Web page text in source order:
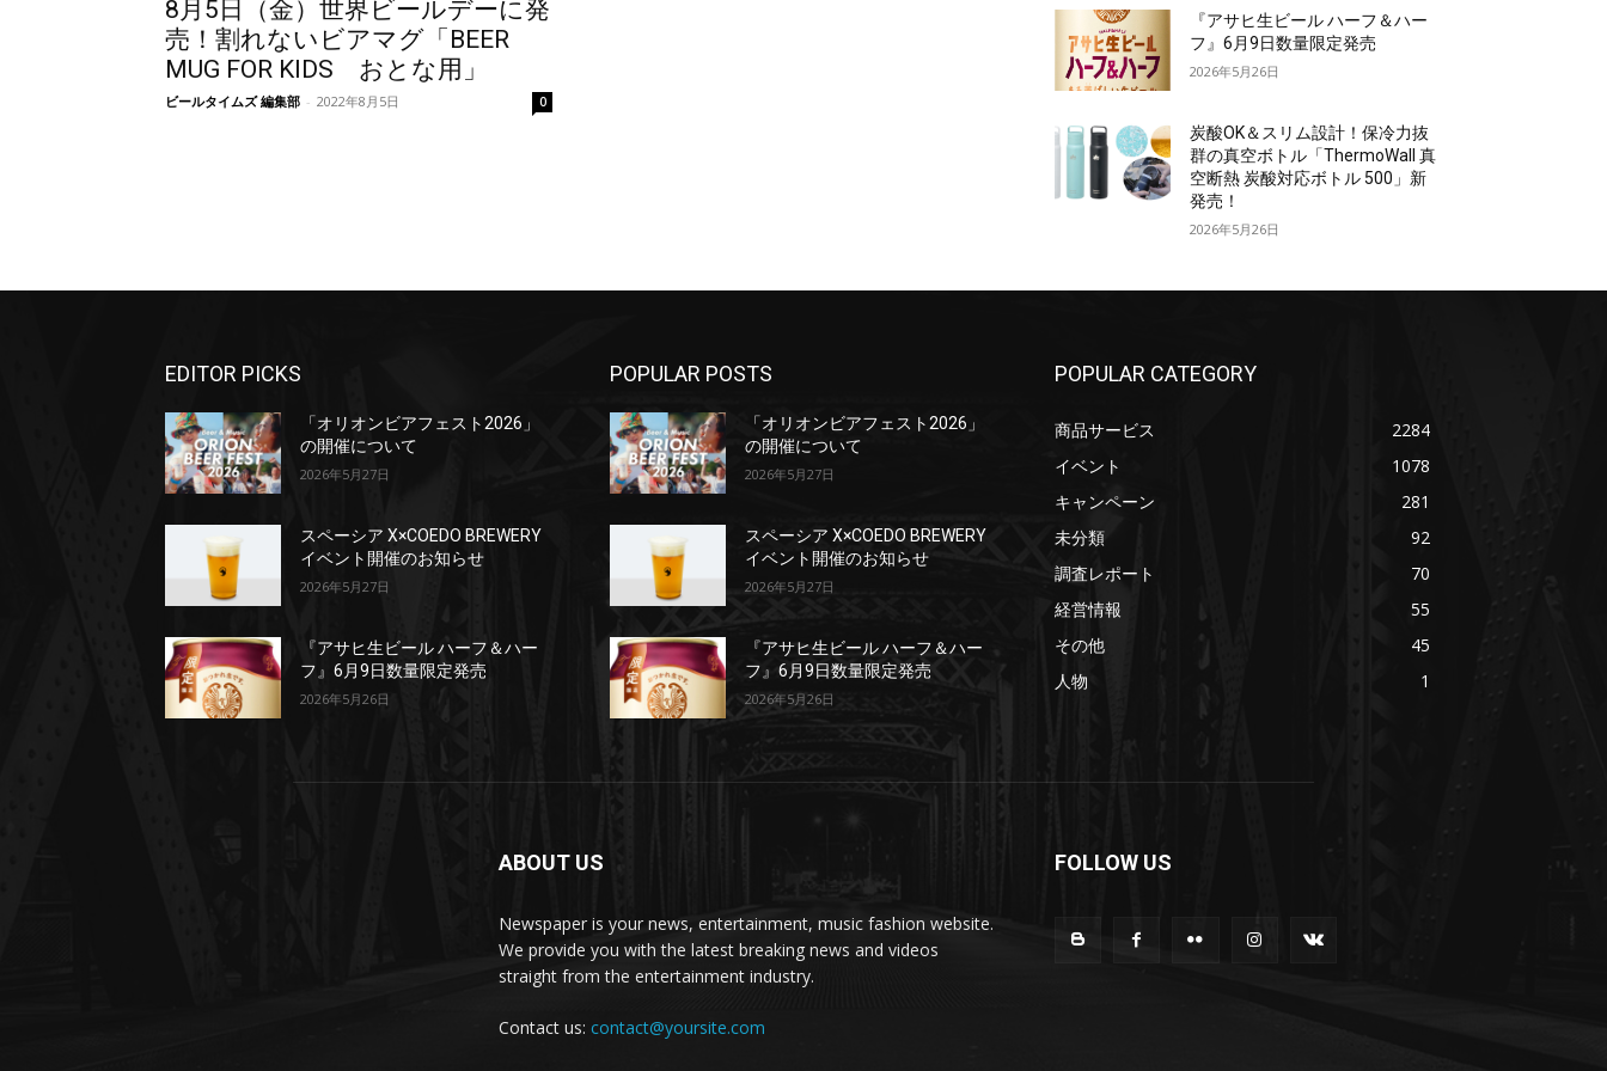
8月5日（金）世界ビールデーに発
売！割れないビアマグ「BEER
MUG FOR KIDS おとな用」
ビールタイムズ 編集部 - 2022年8月5日 0
『アサヒ生ビール ハーフ＆ハー
フ』6月9日数量限定発売
2026年5月26日
炭酸OK＆スリム設計！保冷力抜
群の真空ボトル「ThermoWall 真
空断熱 炭酸対応ボトル 500」新
発売！
2026年5月26日
EDITOR PICKS
「オリオンビアフェスト2026」
の開催について
2026年5月27日
スペーシア X×COEDO BREWERY
イベント開催のお知らせ
2026年5月27日
『アサヒ生ビール ハーフ＆ハー
フ』6月9日数量限定発売
2026年5月26日
POPULAR POSTS
「オリオンビアフェスト2026」
の開催について
2026年5月27日
スペーシア X×COEDO BREWERY
イベント開催のお知らせ
2026年5月27日
『アサヒ生ビール ハーフ＆ハー
フ』6月9日数量限定発売
2026年5月26日
POPULAR CATEGORY
商品サービス
2284
イベント
1078
キャンペーン
281
未分類
92
調査レポート
70
経営情報
55
その他
45
人物
1
ABOUT US
Newspaper is your news, entertainment, music fashion website.
We provide you with the latest breaking news and videos
straight from the entertainment industry.
Contact us: contact@yoursite.com
FOLLOW US